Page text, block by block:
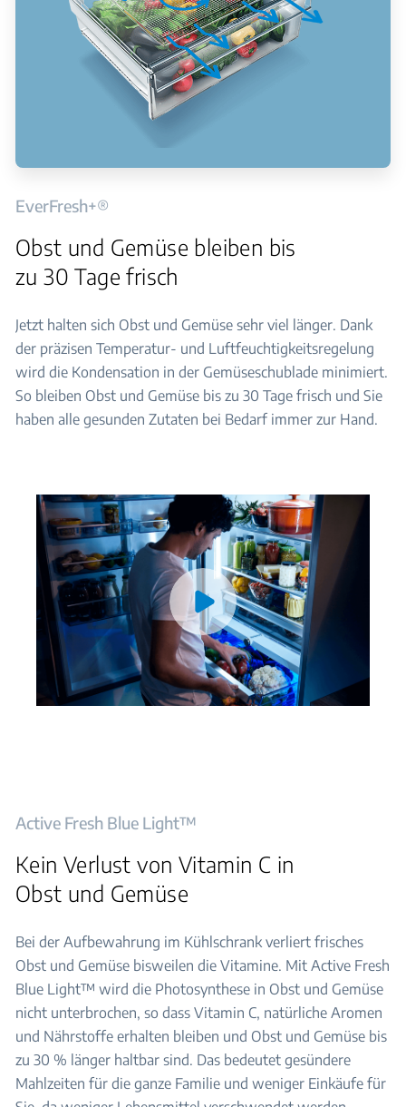
EverFresh+®
Obst und Gemüse bleiben bis
zu 30 Tage frisch
Jetzt halten sich Obst und Gemüse sehr viel länger. Dank
der präzisen Temperatur- und Luftfeuchtigkeitsregelung
wird die Kondensation in der Gemüseschublade minimiert.
So bleiben Obst und Gemüse bis zu 30 Tage frisch und Sie
haben alle gesunden Zutaten bei Bedarf immer zur Hand.
Active Fresh Blue Light™
Kein Verlust von Vitamin C in
Obst und Gemüse
Bei der Aufbewahrung im Kühlschrank verliert frisches
Obst und Gemüse bisweilen die Vitamine. Mit Active Fresh
Blue Light™ wird die Photosynthese in Obst und Gemüse
nicht unterbrochen, so dass Vitamin C, natürliche Aromen
und Nährstoffe erhalten bleiben und Obst und Gemüse bis
zu 30 % länger haltbar sind. Das bedeutet gesündere
Mahlzeiten für die ganze Familie und weniger Einkäufe für